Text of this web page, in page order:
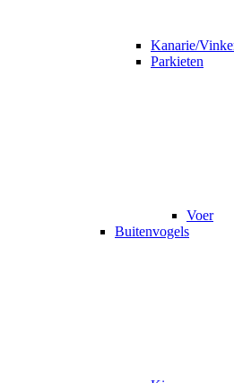
Kanarie/
Parkieten
Voer
Buitenvogels